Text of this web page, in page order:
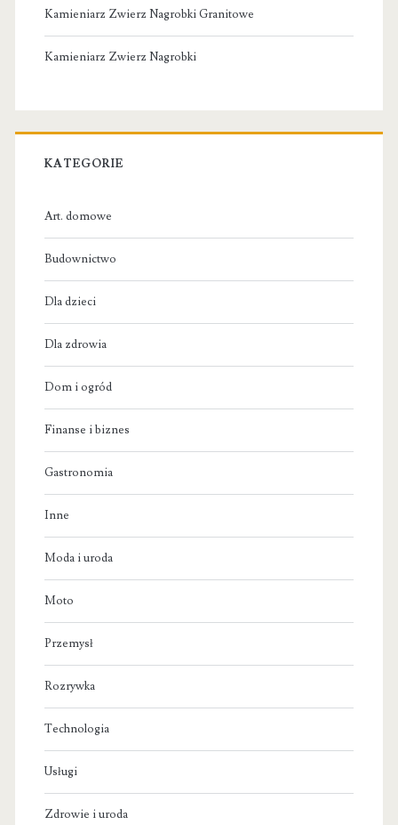
Kamieniarz Zwierz Nagrobki Granitowe
Kamieniarz Zwierz Nagrobki
KATEGORIE
Art. domowe
Budownictwo
Dla dzieci
Dla zdrowia
Dom i ogród
Finanse i biznes
Gastronomia
Inne
Moda i uroda
Moto
Przemysł
Rozrywka
Technologia
Usługi
Zdrowie i uroda